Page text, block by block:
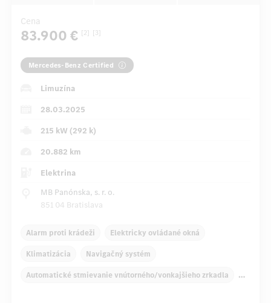
Cena
83.900 € [2] [3]
Mercedes-Benz Certified
Limuzína
28.03.2025
215 kW (292 k)
20.882 km
Elektrina
MB Panónska, s. r. o.
851 04 Bratislava
Alarm proti krádeži Elektricky ovládané okná
Klimatizácia Navigačný systém
Automatické stmievanie vnútorného/vonkajšieho zrkadla